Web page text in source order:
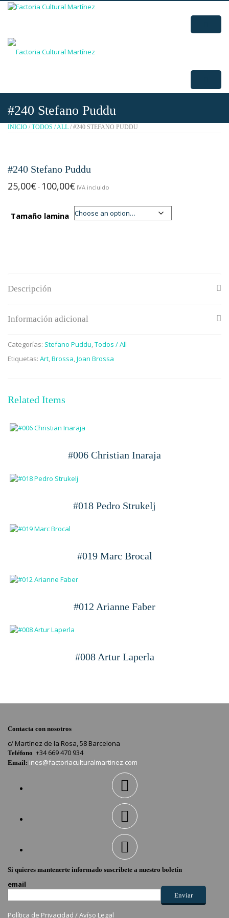
#240 Stefano Puddu
INICIO / TODOS / ALL / #240 STEFANO PUDDU
#240 Stefano Puddu
25,00€ - 100,00€ Rango
desde
25,00€
IVA incluido
Tamaño lamina
Descripción
Información adicional
Categorías: Stefano Puddu Todos / All
Etiquetas: Art Brossa Joan Brossa
Related Items
#006 Christian Inaraja
#018 Pedro Strukelj
#019 Marc Brocal
#012 Arianne Faber
#008 Artur Laperla
Contacta con nosotros
c/ Martínez de la Rosa, 58 Barcelona
Teléfono +34 669 470 934
Email: ines@factoriaculturalmartinez.com
Si quieres mantenerte informado suscribete a nuestro boletín
email
Política de Privacidad /Avíso Legal